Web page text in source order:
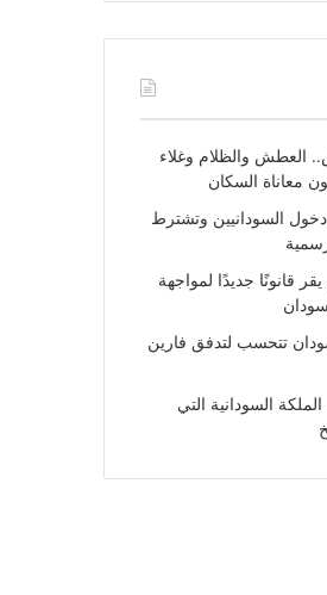
العطش والظلام وغلاء
معاناة السكان
السودانيين وتشترط
قانونًا جديدًا لمواجهة
تتحسب لتدفق فارين
السودانية التي